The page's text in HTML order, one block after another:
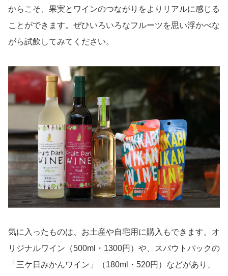
からこそ、果実とワインのつながりをよりリアルに感じる
ことができます。ぜひいろいろなフルーツを思い浮かべな
がら試飲してみてください。
気に入ったものは、お土産や自宅用に購入もできます。オ
リジナルワイン（500ml・1300円）や、スパウトパックの
「三ケ日みかんワイン」（180ml・520円）などがあり、